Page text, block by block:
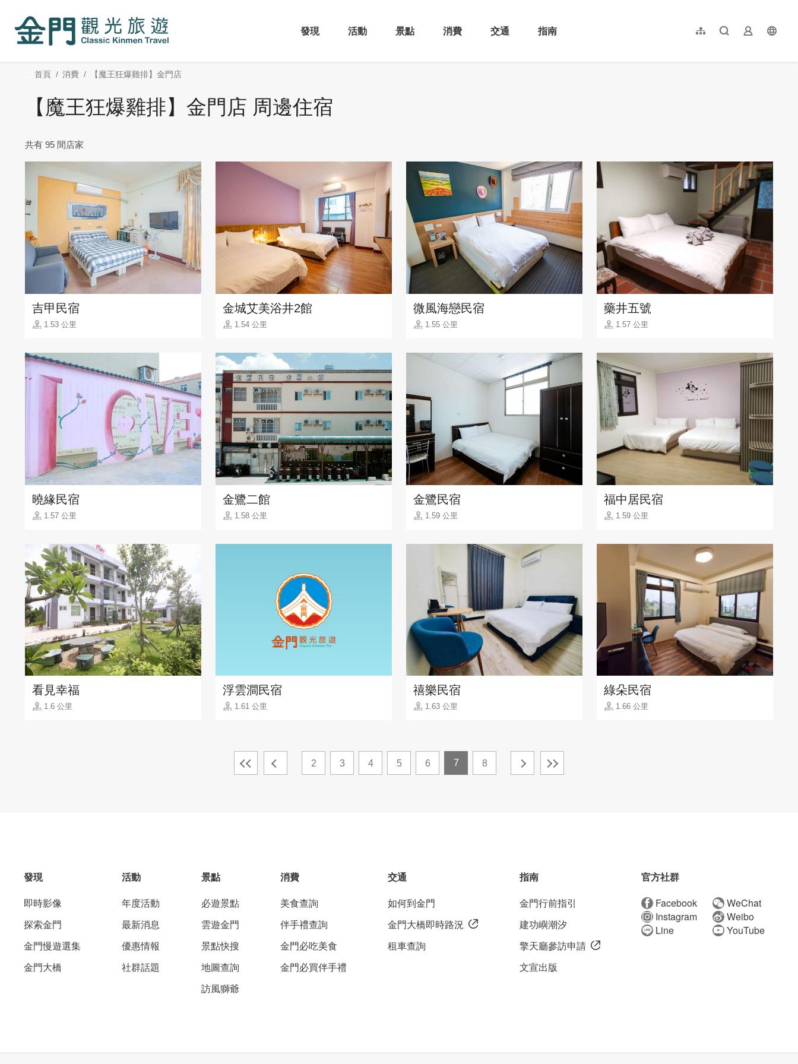
內
發現
活動 景點 消費 交通 指南 網站導覽全文檢索業者登入
简体中文
首頁 消費 【魔王狂爆雞排】金門店
【魔王狂爆雞排】金門店 周邊住宿
共有 95 間店家
吉甲民宿
1.53 公里
金城艾美浴井2館
1.54 公里
微風海戀民宿
1.55 公里
藥井五號
1.57 公里
曉緣民宿
1.57 公里
金鷺二館
1.58 公里
金鷺民宿
1.59 公里
福中居民宿
1.59 公里
看見幸福
1.6 公里
浮雲澗民宿
1.61 公里
禧樂民宿
1.63 公里
綠朵民宿
1.66 公里
2 3 4 5 6 7 8
發現
即時影像
探索金門
金門慢遊選集
金門大橋
活動
年度活動
最新消息
優惠情報
社群話題
景點
必遊景點
雲遊金門
景點快搜
地圖查詢
訪風獅爺
消費
美食查詢
伴手禮查詢
金門必吃美食
金門必買伴手禮
交通
如何到金門
金門大橋即時路況
租車查詢
指南
金門行前指引
建功嶼潮汐
擎天廳參訪申請
文宣出版
官方社群
Facebook
WeChat
Instagram
Weibo
Line
YouTube